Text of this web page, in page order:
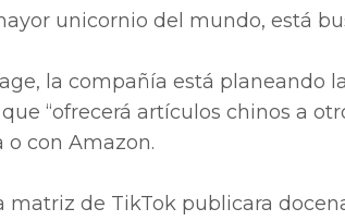
unicornio del mundo, está
la compañía está planeando
“ofrecerá artículos chinos a
o con Amazon.
matriz de TikTok publicara